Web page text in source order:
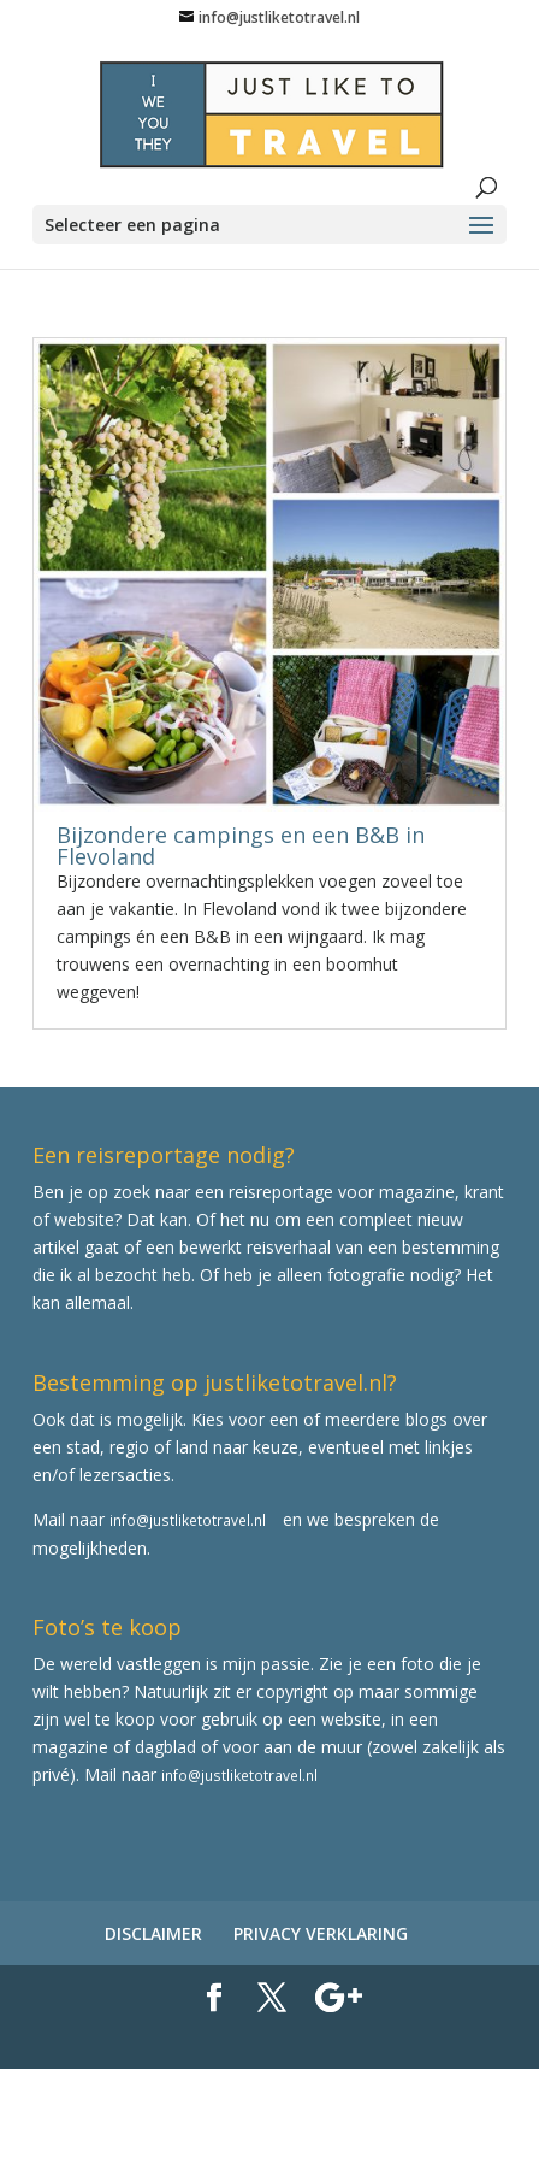
info@justliketotravel.nl
Selecteer een pagina
Bijzondere campings en een B&B in
Flevoland
Bijzondere overnachtingsplekken voegen zoveel toe
aan je vakantie. In Flevoland vond ik twee bijzondere
campings én een B&B in een wijngaard. Ik mag
trouwens een overnachting in een boomhut
weggeven!
Een reisreportage nodig?
Ben je op zoek naar een reisreportage voor magazine, krant
of website? Dat kan. Of het nu om een compleet nieuw
artikel gaat of een bewerkt reisverhaal van een bestemming
die ik al bezocht heb. Of heb je alleen fotografie nodig? Het
kan allemaal.
Bestemming op justliketotravel.nl?
Ook dat is mogelijk. Kies voor een of meerdere blogs over
een stad, regio of land naar keuze, eventueel met linkjes
en/of lezersacties.
Mail naar info@justliketotravel.nl
en we bespreken de
mogelijkheden.
Foto’s te koop
De wereld vastleggen is mijn passie. Zie je een foto die je
wilt hebben? Natuurlijk zit er copyright op maar sommige
zijn wel te koop voor gebruik op een website, in een
magazine of dagblad of voor aan de muur (zowel zakelijk als
privé). Mail naar info@justliketotravel.nl
DISCLAIMER PRIVACY VERKLARING